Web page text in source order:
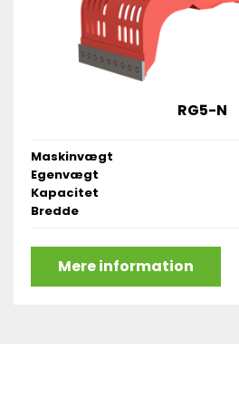
RG5-N
Maskinvægt
Egenvægt
Kapacitet
Bredde
Mere information